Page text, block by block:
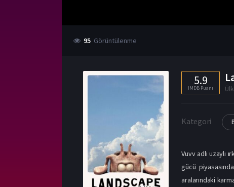
95 Görüntülenme
5.9
IMDB Puanı
Kategori
Vuvv adlı uzaylı
gücü
aralarındaki